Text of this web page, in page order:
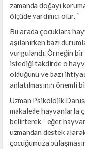
zamanda doğayı
ölçüde yardımcı olur. ‘’
Bu arada çocuklara
aşılanırken bazı
vurgulandı. Örneğin
istediği takdirde o
olduğunu ve bazı
anlatılmasının
Uzman Psikolojik
makalede hayvanlarla
belirterek ‘’ eğer
uzmandan destek
çocuğumuza